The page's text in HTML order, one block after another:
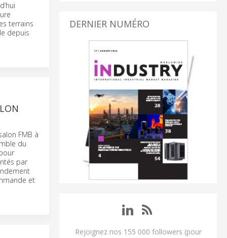
terrains
depuis
FMB à
du
par
et
DERNIER NUMÉRO
Rejoignez nos 155 000 followers (pour